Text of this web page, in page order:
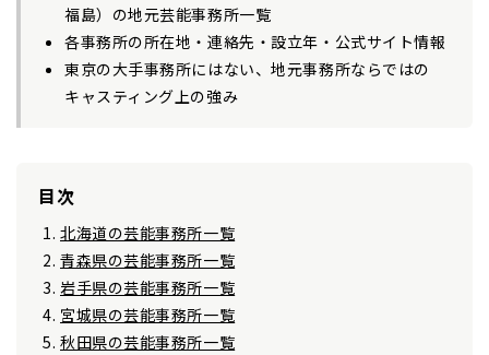
福島）の地元芸能事務所一覧
各事務所の所在地・連絡先・設立年・公式サイト情報
東京の大手事務所にはない、地元事務所ならではの
キャスティング上の強み
目次
北海道の芸能事務所一覧
青森県の芸能事務所一覧
岩手県の芸能事務所一覧
宮城県の芸能事務所一覧
秋田県の芸能事務所一覧